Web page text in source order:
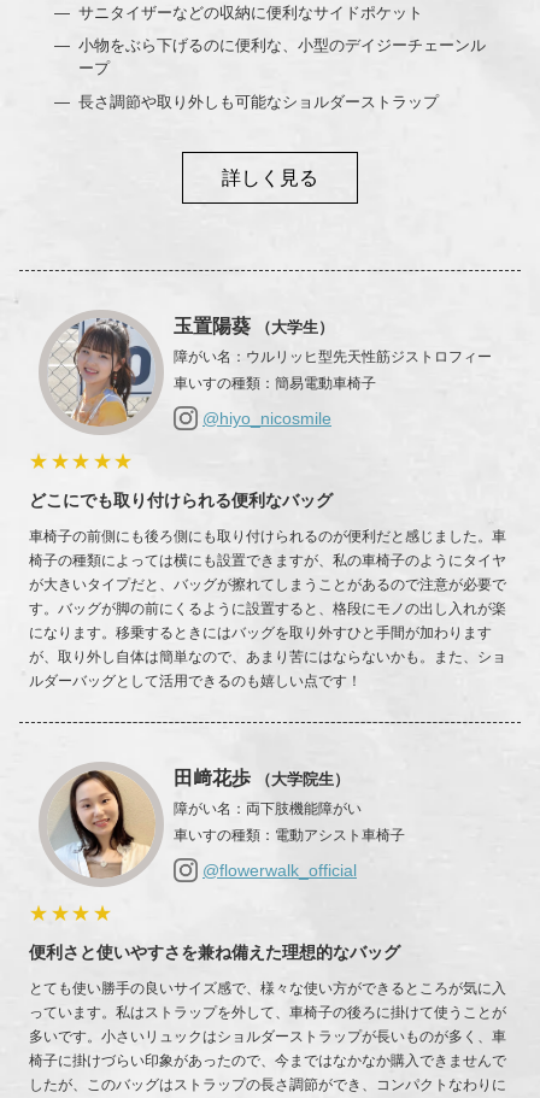
サニタイザーなどの収納に便利なサイドポケット
小物をぶら下げるのに便利な、小型のデイジーチェーンル
ープ
長さ調節や取り外しも可能なショルダーストラップ
詳しく見る
玉置陽葵 （大学生）
障がい名 ： ウルリッヒ型先天性筋ジストロフィー
車いすの種類 ： 簡易電動車椅子
@hiyo_nicosmile
★★★★★
どこにでも取り付けられる便利なバッグ
車椅子の前側にも後ろ側にも取り付けられるのが便利だと感じました。車
椅子の種類によっては横にも設置できますが、私の車椅子のようにタイヤ
が大きいタイプだと、バッグが擦れてしまうことがあるので注意が必要で
す。バッグが脚の前にくるように設置すると、格段にモノの出し入れが楽
になります。移乗するときにはバッグを取り外すひと手間が加わります
が、取り外し自体は簡単なので、あまり苦にはならないかも。また、ショ
ルダーバッグとして活用できるのも嬉しい点です！
田﨑花歩 （大学院生）
障がい名 ： 両下肢機能障がい
車いすの種類 ： 電動アシスト車椅子
@flowerwalk_official
★★★★
便利さと使いやすさを兼ね備えた理想的なバッグ
とても使い勝手の良いサイズ感で、様々な使い方ができるところが気に入
っています。私はストラップを外して、車椅子の後ろに掛けて使うことが
多いです。小さいリュックはショルダーストラップが長いものが多く、車
椅子に掛けづらい印象があったので、今まではなかなか購入できませんで
したが、このバッグはストラップの長さ調節ができ、コンパクトなわりに